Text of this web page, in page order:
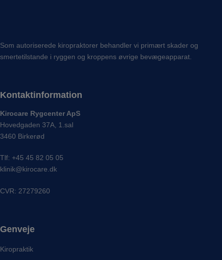
Som autoriserede kiropraktorer behandler vi primært skader og
smertetilstande i ryggen og kroppens øvrige bevægeapparat.
Kontaktinformation
Kirocare Rygcenter ApS
Hovedgaden 37A, 1.sal
3460 Birkerød
Tlf: +45 45 82 05 05
klinik@kirocare.dk
CVR: 27279260
Genveje
Kiropraktik